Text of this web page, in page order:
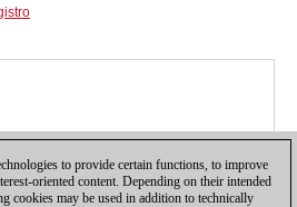
to provide certain functions, to improve
oriented content. Depending on their intended
cookies may be used in addition to technically